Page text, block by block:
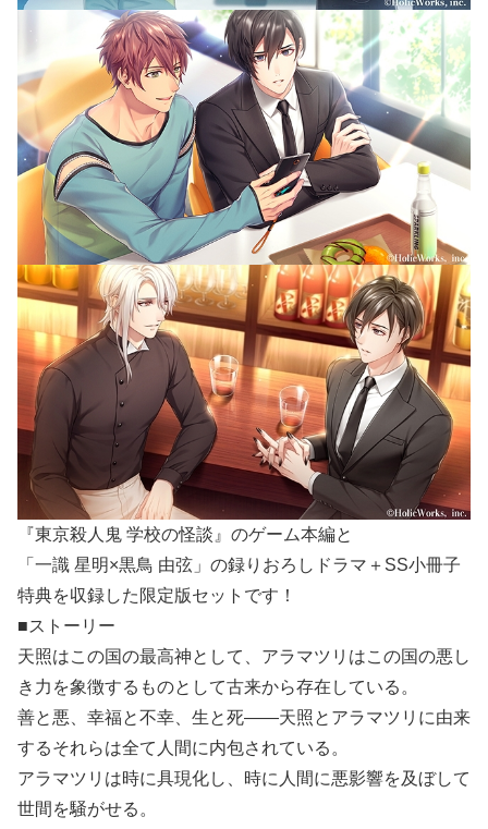
『東京殺人鬼 学校の怪談』のゲーム本編と
「一識 星明×黒鳥 由弦」の録りおろしドラマ＋SS小冊子
特典を収録した限定版セットです！
■ストーリー
天照はこの国の最高神として、アラマツリはこの国の悪し
き力を象徴するものとして古来から存在している。
善と悪、幸福と不幸、生と死――天照とアラマツリに由来
するそれらは全て人間に内包されている。
アラマツリは時に具現化し、時に人間に悪影響を及ぼして
世間を騒がせる。